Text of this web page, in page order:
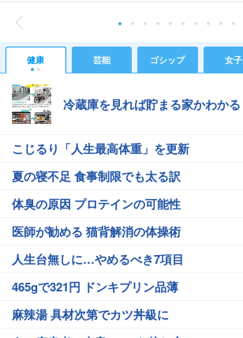
健康 芸能 ゴシップ 女子
冷蔵庫を見れば貯まる家かわかる
こじるり「人生最高体重」を更新
夏の寝不足 食事制限でも太る訳
体臭の原因 プロテインの可能性
医師が勧める 猫背解消の体操術
人生台無しに…やめるべき7項目
465gで321円 ドンキプリン品薄
麻辣湯 具材次第でカツ丼級に